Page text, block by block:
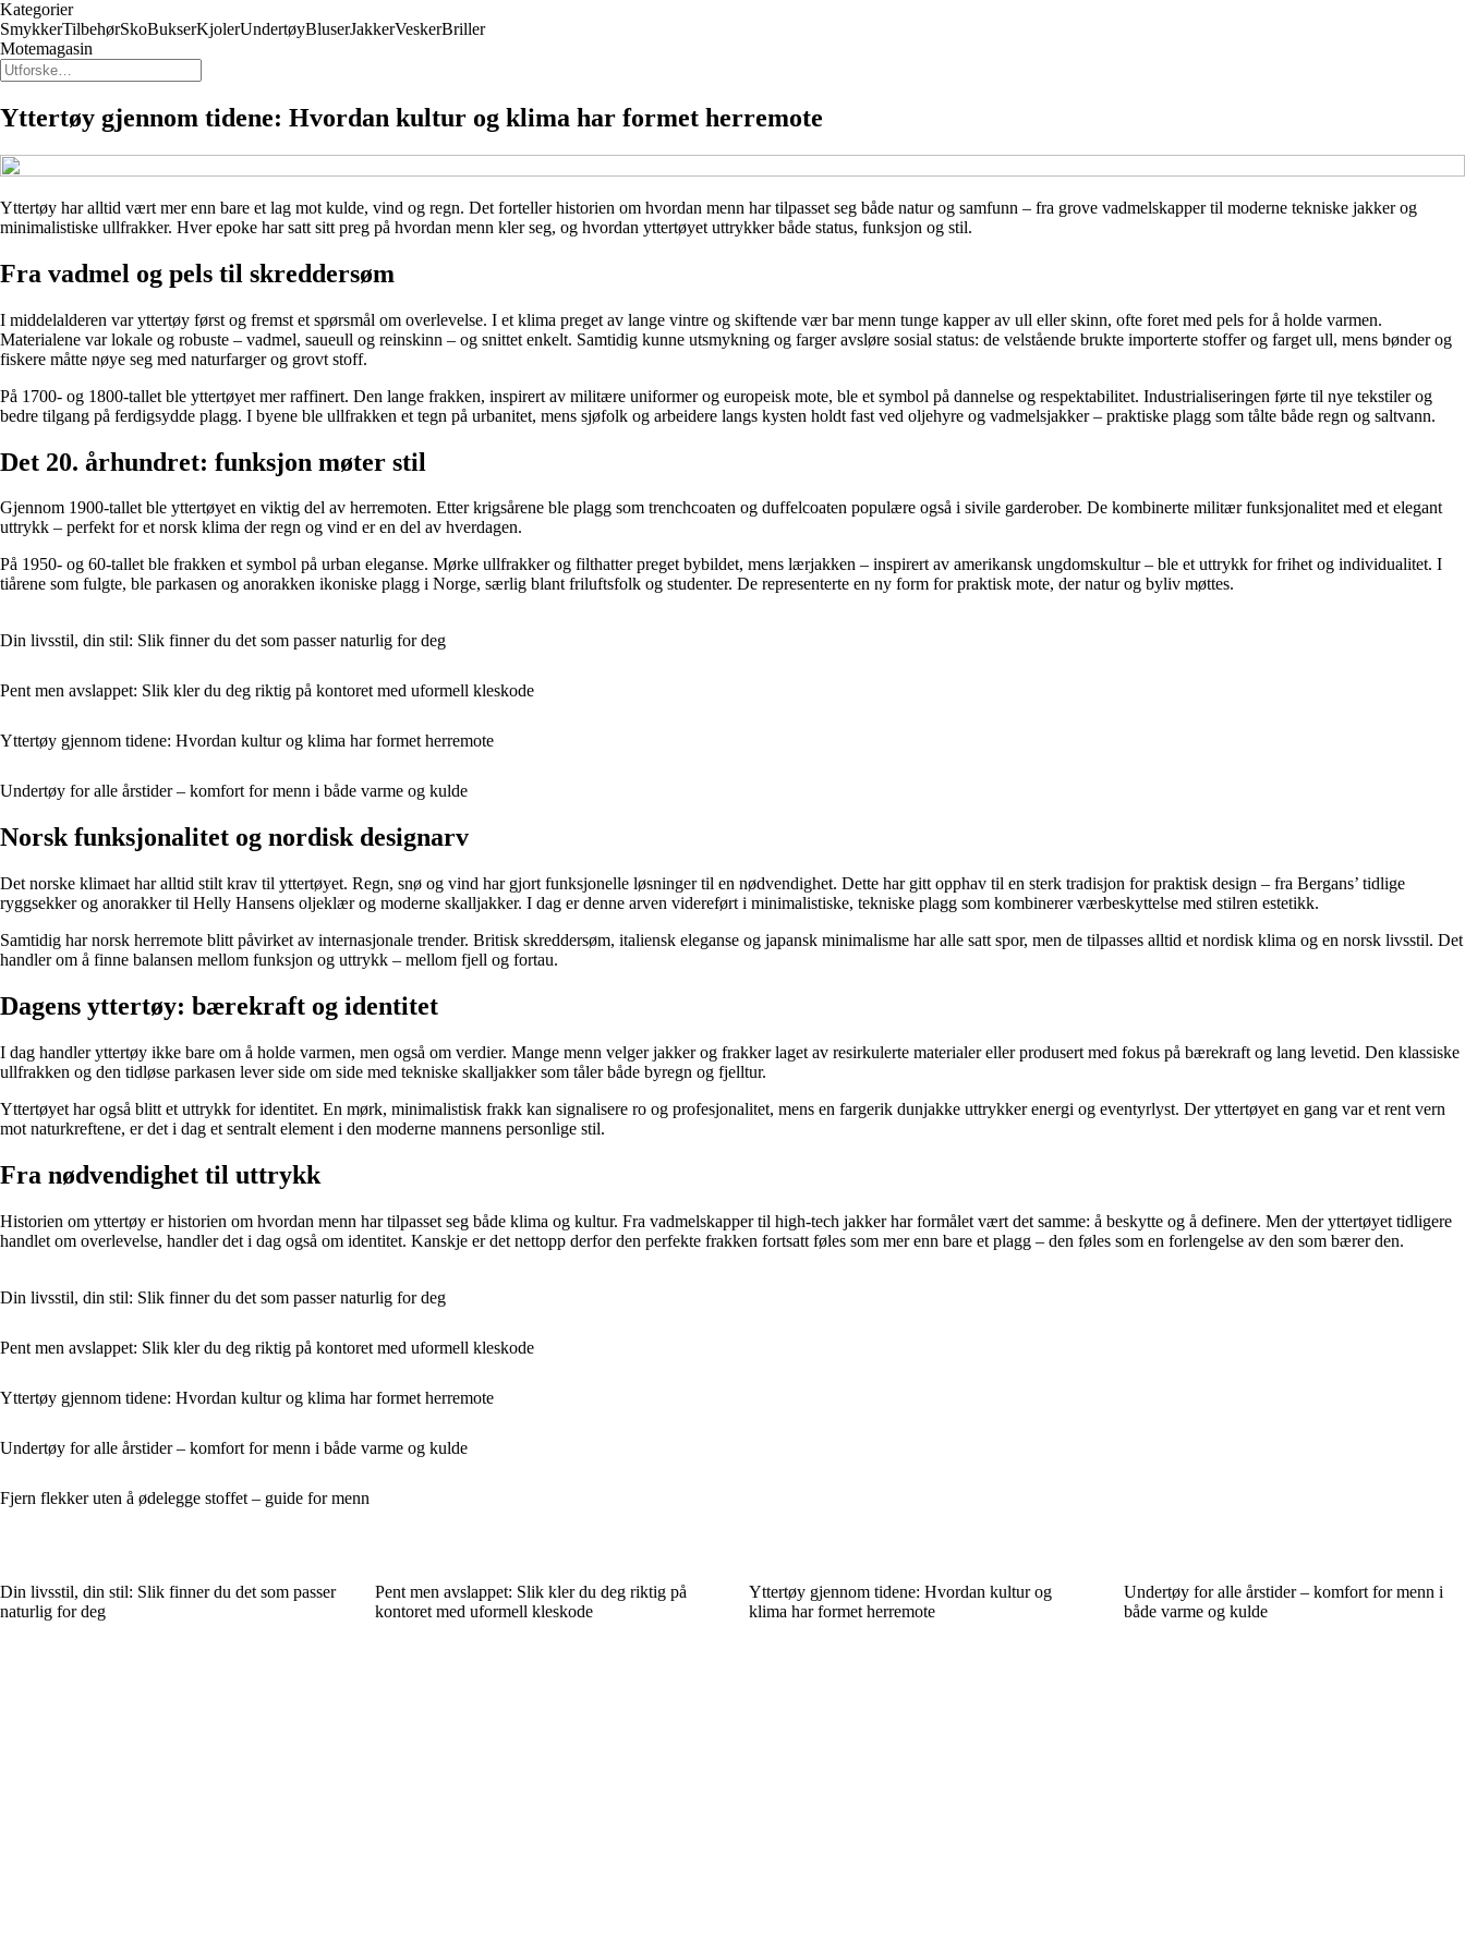
Kategorier
SmykkerTilbehørSkoBukserKjolerUndertøyBluserJakkerVeskerBriller
Motemagasin
Yttertøy gjennom tidene: Hvordan kultur og klima har formet herremote
Yttertøy har alltid vært mer enn bare et lag mot kulde, vind og regn. Det forteller historien om hvordan menn har tilpasset seg både natur og samfunn – fra grove vadmelskapper til moderne tekniske jakker og
minimalistiske ullfrakker. Hver epoke har satt sitt preg på hvordan menn kler seg, og hvordan yttertøyet uttrykker både status, funksjon og stil.
Fra vadmel og pels til skreddersøm
I middelalderen var yttertøy først og fremst et spørsmål om overlevelse. I et klima preget av lange vintre og skiftende vær bar menn tunge kapper av ull eller skinn, ofte foret med pels for å holde varmen.
Materialene var lokale og robuste – vadmel, saueull og reinskinn – og snittet enkelt. Samtidig kunne utsmykning og farger avsløre sosial status: de velstående brukte importerte stoffer og farget ull, mens bønder og
fiskere måtte nøye seg med naturfarger og grovt stoff.
På 1700- og 1800-tallet ble yttertøyet mer raffinert. Den lange frakken, inspirert av militære uniformer og europeisk mote, ble et symbol på dannelse og respektabilitet. Industrialiseringen førte til nye tekstiler og
bedre tilgang på ferdigsydde plagg. I byene ble ullfrakken et tegn på urbanitet, mens sjøfolk og arbeidere langs kysten holdt fast ved oljehyre og vadmelsjakker – praktiske plagg som tålte både regn og saltvann.
Det 20. århundret: funksjon møter stil
Gjennom 1900-tallet ble yttertøyet en viktig del av herremoten. Etter krigsårene ble plagg som trenchcoaten og duffelcoaten populære også i sivile garderober. De kombinerte militær funksjonalitet med et elegant
uttrykk – perfekt for et norsk klima der regn og vind er en del av hverdagen.
På 1950- og 60-tallet ble frakken et symbol på urban eleganse. Mørke ullfrakker og filthatter preget bybildet, mens lærjakken – inspirert av amerikansk ungdomskultur – ble et uttrykk for frihet og individualitet. I
tiårene som fulgte, ble parkasen og anorakken ikoniske plagg i Norge, særlig blant friluftsfolk og studenter. De representerte en ny form for praktisk mote, der natur og byliv møttes.
Din livsstil, din stil: Slik finner du det som passer naturlig for deg
Pent men avslappet: Slik kler du deg riktig på kontoret med uformell kleskode
Yttertøy gjennom tidene: Hvordan kultur og klima har formet herremote
Undertøy for alle årstider – komfort for menn i både varme og kulde
Norsk funksjonalitet og nordisk designarv
Det norske klimaet har alltid stilt krav til yttertøyet. Regn, snø og vind har gjort funksjonelle løsninger til en nødvendighet. Dette har gitt opphav til en sterk tradisjon for praktisk design – fra Bergans’ tidlige
ryggsekker og anorakker til Helly Hansens oljeklær og moderne skalljakker. I dag er denne arven videreført i minimalistiske, tekniske plagg som kombinerer værbeskyttelse med stilren estetikk.
Samtidig har norsk herremote blitt påvirket av internasjonale trender. Britisk skreddersøm, italiensk eleganse og japansk minimalisme har alle satt spor, men de tilpasses alltid et nordisk klima og en norsk livsstil. Det
handler om å finne balansen mellom funksjon og uttrykk – mellom fjell og fortau.
Dagens yttertøy: bærekraft og identitet
I dag handler yttertøy ikke bare om å holde varmen, men også om verdier. Mange menn velger jakker og frakker laget av resirkulerte materialer eller produsert med fokus på bærekraft og lang levetid. Den klassiske
ullfrakken og den tidløse parkasen lever side om side med tekniske skalljakker som tåler både byregn og fjelltur.
Yttertøyet har også blitt et uttrykk for identitet. En mørk, minimalistisk frakk kan signalisere ro og profesjonalitet, mens en fargerik dunjakke uttrykker energi og eventyrlyst. Der yttertøyet en gang var et rent vern
mot naturkreftene, er det i dag et sentralt element i den moderne mannens personlige stil.
Fra nødvendighet til uttrykk
Historien om yttertøy er historien om hvordan menn har tilpasset seg både klima og kultur. Fra vadmelskapper til high-tech jakker har formålet vært det samme: å beskytte og å definere. Men der yttertøyet tidligere
handlet om overlevelse, handler det i dag også om identitet. Kanskje er det nettopp derfor den perfekte frakken fortsatt føles som mer enn bare et plagg – den føles som en forlengelse av den som bærer den.
Din livsstil, din stil: Slik finner du det som passer naturlig for deg
Pent men avslappet: Slik kler du deg riktig på kontoret med uformell kleskode
Yttertøy gjennom tidene: Hvordan kultur og klima har formet herremote
Undertøy for alle årstider – komfort for menn i både varme og kulde
Fjern flekker uten å ødelegge stoffet – guide for menn
Din livsstil, din stil: Slik finner du det som passer
naturlig for deg
Pent men avslappet: Slik kler du deg riktig på
kontoret med uformell kleskode
Yttertøy gjennom tidene: Hvordan kultur og
klima har formet herremote
Undertøy for alle årstider – komfort for menn i
både varme og kulde